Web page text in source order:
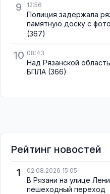
9 12:56
Полиция задержала
памятную доску с
(367)
10 08:43
Над Рязанской
БПЛА (366)
Рейтинг новостей
1
02.08.2026 15:05
В Рязани на улице
пешеходный переход